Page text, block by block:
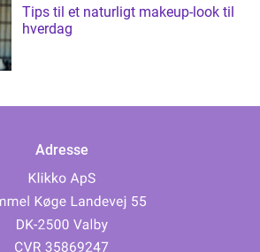
Tips til et naturligt makeup-look til
hverdag
Adresse